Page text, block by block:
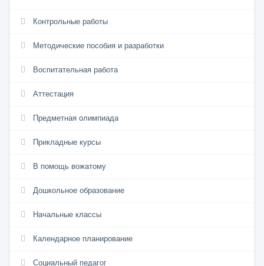
Контрольные работы
Методические пособия и разработки
Воспитательная работа
Аттестация
Предметная олимпиада
Прикладные курсы
В помощь вожатому
Дошкольное образование
Начальные классы
Календарное планирование
Социальный педагог